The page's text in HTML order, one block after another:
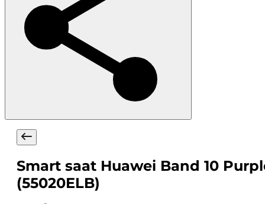
Smart saat Huawei Band 10
(55020ELB)